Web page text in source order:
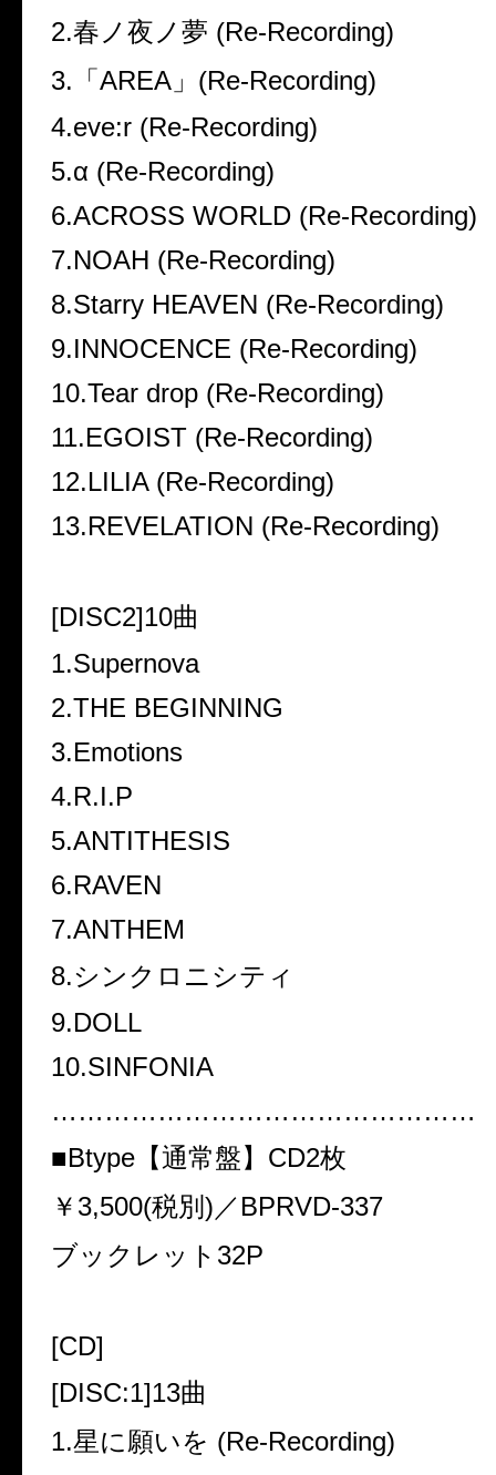
2.春ノ夜ノ夢 (Re-Recording)
3. 「 AREA 」 (Re-Recording)
4.eve:r (Re-Recording)
5.α (Re-Recording)
6.ACROSS WORLD (Re-Recording)
7.NOAH (Re-Recording)
8.Starry HEAVEN (Re-Recording)
9.INNOCENCE (Re-Recording)
10.Tear drop (Re-Recording)
11.EGOIST (Re-Recording)
12.LILIA (Re-Recording)
13.REVELATION (Re-Recording)
[DISC2]10曲
1.Supernova
2.THE BEGINNING
3.Emotions
4.R.I.P
5.ANTITHESIS
6.RAVEN
7.ANTHEM
8.シンクロニシティ
9.DOLL
10.SINFONIA
…………………………………………
■Btype 【通常盤】 CD2枚
￥ 3,500(税別 ) ／BPRVD-337
ブックレット 32P
[CD]
[DISC:1]13曲
1.星に願いを (Re-Recording)